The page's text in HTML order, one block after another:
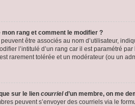
mon rang et comment le modifier ?
être associés au nom d’utilisateur,
l’intitulé d’un rang car il est paramétré
rarement tolérée et un modérateur (ou un
sur le lien courrield’un membre, on me
peuvent s’envoyer des courriels via le